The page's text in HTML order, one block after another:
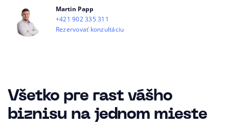
Martin Papp
+421 902 335 311
Rezervovať konzultáciu
Všetko pre rast vášho
biznisu na jednom mieste